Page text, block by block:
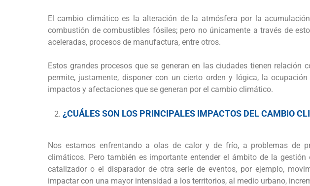
El cambio climático es la alteración de la atmósfera por la
combustión de combustibles fósiles; pero no únicamente a través de
aceleradas, procesos de manufactura, entre otros.
Estos grandes procesos que se generan en las ciudades tienen
permite, justamente, disponer con un cierto orden y lógica, la
impactos y afectaciones que se generan por el cambio climático.
¿CUÁLES SON LOS PRINCIPALES IMPACTOS DEL CAMBIO
Nos estamos enfrentando a olas de calor y de frío, a problemas de
climáticos. Pero también es importante entender el ámbito de la
catalizador o el disparador de otra serie de eventos, por ejemplo,
impactar con una mayor intensidad a los territorios, al medio urbano,